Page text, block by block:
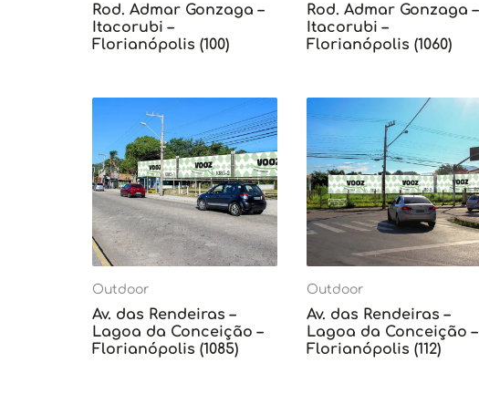
Rod. Admar Gonzaga –
Itacorubi –
Florianópolis (100)
Rod. Admar Gonzaga –
Itacorubi –
Florianópolis (1060)
Outdoor
Av. das Rendeiras –
Lagoa da Conceição –
Florianópolis (1085)
Outdoor
Av. das Rendeiras –
Lagoa da Conceição –
Florianópolis (112)